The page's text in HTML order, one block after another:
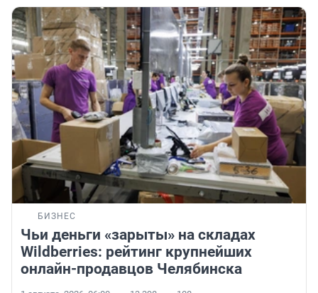
БИЗНЕС
Чьи деньги «зарыты» на складах
Wildberries: рейтинг крупнейших
онлайн-продавцов Челябинска